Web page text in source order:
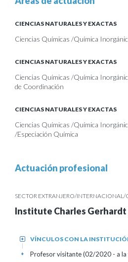
CIENCIAS NATURALES Y EXACTAS
Ciencias Químicas /Química
CIENCIAS NATURALES Y EXACTAS
Ciencias Químicas /Química
de Coordinación
CIENCIAS NATURALES Y EXACTAS
Ciencias Químicas /Química
/Especiación Química
Actuación profesional
SECTOR EXTRANJERO/INTERNACIONAL/
Institute Charles
VÍNCULOS CON LA
+
Profesor visitante (02/2020 - a la
+